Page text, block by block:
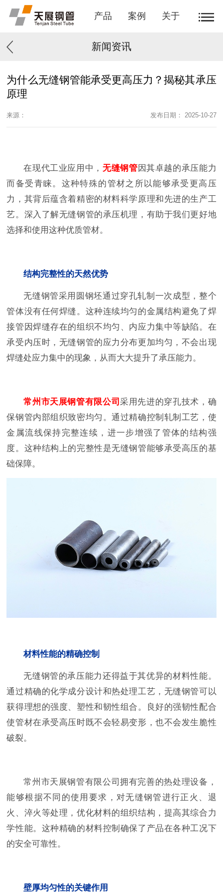
产品 案例 关于
新闻资讯
为什么无缝钢管能承受更高压力？揭秘其承压
原理
来源： 发布日期： 2025-10-27
在现代工业应用中， 无缝钢管因其卓越的承压能力
而备受青睐。这种特殊的管材之所以能够承受更高压
力，其背后蕴含着精密的材料科学原理和先进的生产工
艺。深入了解无缝钢管的承压机理，有助于我们更好地
选择和使用这种优质管材。
结构完整性的天然优势
无缝钢管采用圆钢坯通过穿孔轧制一次成型，整个
管体没有任何焊缝。这种连续均匀的金属结构避免了焊
接管因焊缝存在的组织不均匀、内应力集中等缺陷。在
承受内压时，无缝钢管的应力分布更加均匀，不会出现
焊缝处应力集中的现象，从而大大提升了承压能力。
常州市天展钢管有限公司采用先进的穿孔技术，确
保钢管内部组织致密均匀。通过精确控制轧制工艺，使
金属流线保持完整连续，进一步增强了管体的结构强
度。这种结构上的完整性是无缝钢管能够承受高压的基
础保障。
材料性能的精确控制
无缝钢管的承压能力还得益于其优异的材料性能。
通过精确的化学成分设计和热处理工艺，无缝钢管可以
获得理想的强度、塑性和韧性组合。良好的强韧性配合
使管材在承受高压时既不会轻易变形，也不会发生脆性
破裂。
常州市天展钢管有限公司拥有完善的热处理设备，
能够根据不同的使用要求，对无缝钢管进行正火、退
火、淬火等处理，优化材料的组织结构，提高其综合力
学性能。这种精确的材料控制确保了产品在各种工况下
的安全可靠性。
壁厚均匀性的关键作用